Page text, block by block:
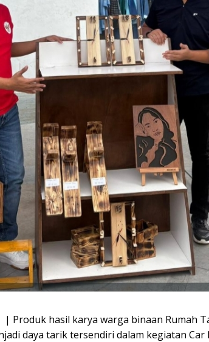
| Produk hasil karya warga binaan Rumah
daya tarik tersendiri dalam kegiatan Car